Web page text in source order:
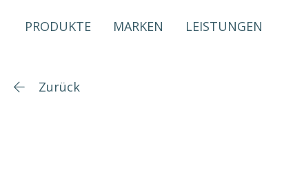
PRODUKTE MARKEN LEISTUNGEN
Zurück